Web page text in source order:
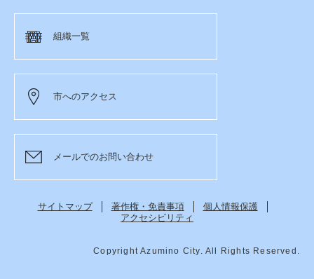
組織一覧
市へのアクセス
メールでのお問い合わせ
サイトマップ 著作権・免責事項
個人情報保護
アクセシビリティ
Copyright Azumino City. All Rights Reserved.